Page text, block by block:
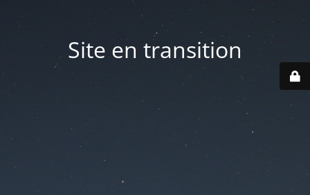
Site en transition